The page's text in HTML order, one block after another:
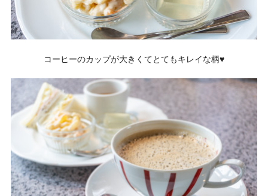
コーヒーのカップが大きくてとてもキレイな柄♥